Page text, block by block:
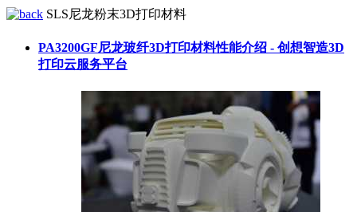
SLS尼龙粉末3D打印材料
PA3200GF尼龙玻纤3D打印材料性能介绍 - 创想智造3D
打印云服务平台